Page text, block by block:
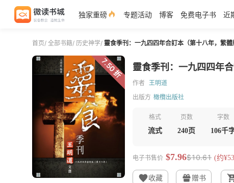
独家重磅 专题活动 博客 免费电子书 近
首页/ 全部书籍/ 历史神学/ 靈食季刊：一九四四年合訂本（第十八年，繁體
7.50 折 靈食季刊：一九四四年
作者 王明道
出版方 橄欖出版社
格式
流式
页数
240页
字数
106千
电子书售价 $7.96$10.61 (约
收藏 赠书